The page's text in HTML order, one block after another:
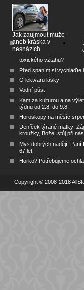
Jak zaujmout muže
aneb kráska v
nesnázích
toxického vztahu?
Před spaním si vychlaďte
O lektvaru lásky
Vodní půst
Kam za kulturou a na
týdnu od 2.8. do 9.8.
Horoskopy na měsíc
Deníček týrané matky:
kroužky, Bože, stůj při nás
Mys dobrých nadějí: Paní
67 let
Horko? Potřebujeme
Copyright © 2008-2018